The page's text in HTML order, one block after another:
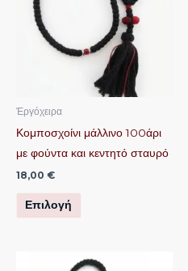
Ἐργόχειρα
Κομποσχοίνι μάλλινο 100άρι
με φούντα και κεντητό σταυρό
18,00 €
Επιλογή
πολλαπλές
παραλλαγές.
επιλογές
να
επιλεγούν
Αυτό